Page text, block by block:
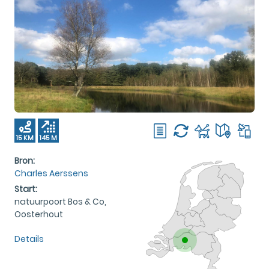
15 KM 145 M
Bron:
Charles Aerssens
Start:
natuurpoort Bos & Co,
Oosterhout
Details